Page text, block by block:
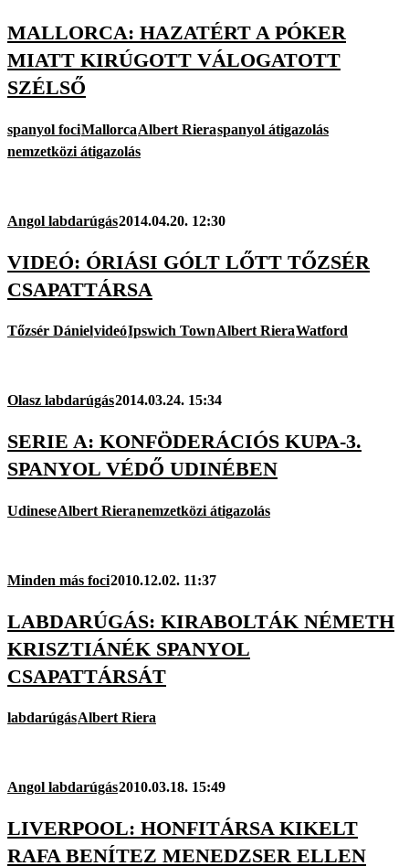
MALLORCA: HAZATÉRT A PÓKER
MIATT KIRÚGOTT VÁLOGATOTT
SZÉLSŐ
spanyol fociMallorcaAlbert Rieraspanyol átigazolás
nemzetközi átigazolás
Angol labdarúgás2014.04.20. 12:30
VIDEÓ: ÓRIÁSI GÓLT LŐTT TŐZSÉR
CSAPATTÁRSA
Tőzsér DánielvideóIpswich TownAlbert RieraWatford
Olasz labdarúgás2014.03.24. 15:34
SERIE A: KONFÖDERÁCIÓS KUPA-3.
SPANYOL VÉDŐ UDINÉBEN
UdineseAlbert Rieranemzetközi átigazolás
Minden más foci2010.12.02. 11:37
LABDARÚGÁS: KIRABOLTÁK NÉMETH
KRISZTIÁNÉK SPANYOL
CSAPATTÁRSÁT
labdarúgásAlbert Riera
Angol labdarúgás2010.03.18. 15:49
LIVERPOOL: HONFITÁRSA KIKELT
RAFA BENÍTEZ MENEDZSER ELLEN